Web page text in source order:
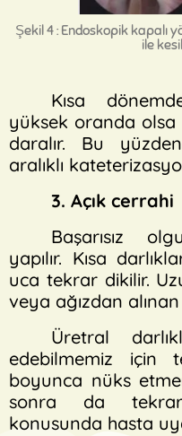
Şekil 4 : Endoskopik kapalı
ile
Kısa
yüksek oranda
daralır. Bu
aralıklı
3. Açık cerrahi
Başarısız
yapılır. Kısa
uca tekrar dikilir.
veya ağızdan
Üretral
edebilmemiz için
boyunca nüks
sonra da tekrar
konusunda hasta